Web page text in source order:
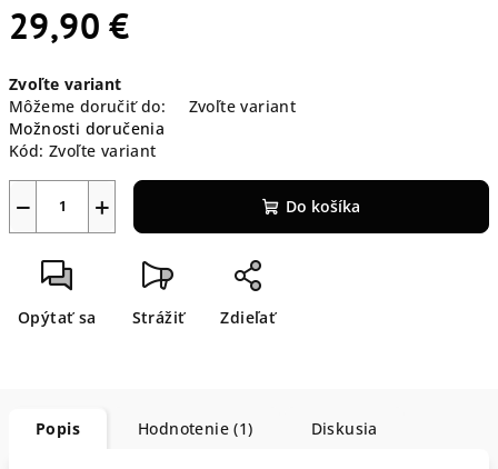
29,90 €
cena:
Zvoľte variant
Môžeme doručiť do:
Zvoľte variant
Možnosti doručenia
Kód: Zvoľte variant
+
− Do košíka
Opýtať sa Strážiť Zdieľať
Popis Hodnotenie (1) Diskusia